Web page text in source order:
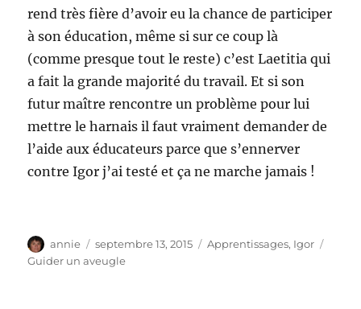
rend très fière d’avoir eu la chance de participer
à son éducation, même si sur ce coup là
(comme presque tout le reste) c’est Laetitia qui
a fait la grande majorité du travail. Et si son
futur maître rencontre un problème pour lui
mettre le harnais il faut vraiment demander de
l’aide aux éducateurs parce que s’ennerver
contre Igor j’ai testé et ça ne marche jamais !
Auteur
annie
Publié
le
septembre 13, 2015 Catégories
Apprentissages, Igor
Guider un aveugle